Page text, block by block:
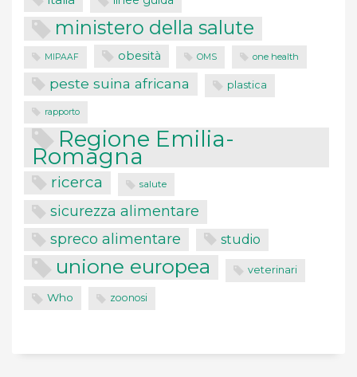
ministero della salute
MIPAAF obesità OMS one health
peste suina africana plastica
rapporto
Regione Emilia-
Romagna
ricerca salute
sicurezza alimentare
spreco alimentare studio
unione europea veterinari
Who zoonosi